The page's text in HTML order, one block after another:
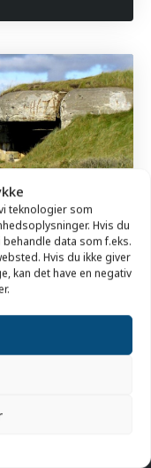
teknologier som
Hvis du
data som f.eks.
Hvis du ikke giver
kan det have en negativ
Hanstholm
Jens Andersen.
ligger en af